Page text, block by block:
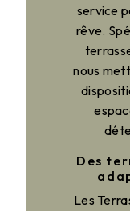
service
rêve.
nous
Des
Les